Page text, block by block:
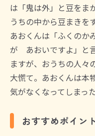
は「鬼は外」と豆をま
うちの中から豆まきを
あおくんは「ふくの
が あおいですよ」と
ますが、おうちの人々
大慌て。あおくんは本
気がなくなってしまっ
おすすめポイント